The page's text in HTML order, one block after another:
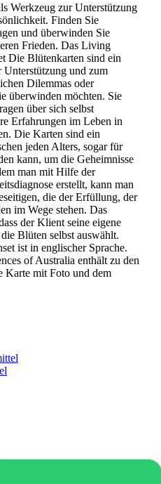
Werkzeug zur Unterstützung
Finden Sie
und überwinden Sie
Frieden. Das Living
Die Blütenkarten sind ein
Unterstützung und zum
Dilemmas oder
überwinden möchten. Sie
über sich selbst
Erfahrungen im Leben in
Die Karten sind ein
jeden Alters, sogar für
kann, um die Geheimnisse
man mit Hilfe der
erstellt, kann man
die der Erfüllung, der
im Wege stehen. Das
der Klient seine eigene
Blüten selbst auswählt.
ist in englischer Sprache.
of Australia enthält zu den
Karte mit Foto und dem